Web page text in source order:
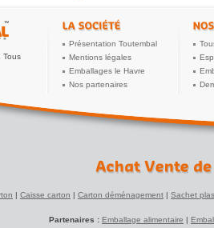
Tous
Présentation Toutembal
Mentions légales
Emballages le Havre
Nos partenaires
| Caisse carton | Carton déménagement | Sachet
Partenaires : Emballage alimentaire |